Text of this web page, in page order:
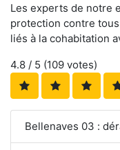
Les experts de notre
protection contre
liés à la cohabitation
4.8 / 5 (109 votes)
Bellenaves 03 :